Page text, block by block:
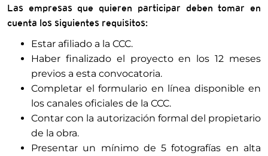
Las empresas que quieren participar deben tomar en
cuenta los siguientes requisitos:
Estar afiliado a la CCC.
Haber finalizado el proyecto en los 12 meses
previos a esta convocatoria.
Completar el formulario en línea disponible en
los canales oficiales de la CCC.
Contar con la autorización formal del propietario
de la obra.
Presentar un mínimo de 5 fotografías en alta